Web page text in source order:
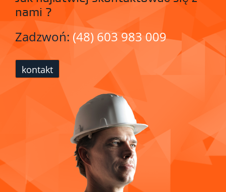
nami ?
Zadzwoń: (48) 603 983 009
kontakt